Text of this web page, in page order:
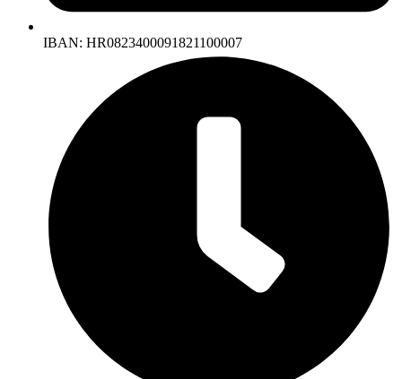
IBAN: HR0823400091821100007